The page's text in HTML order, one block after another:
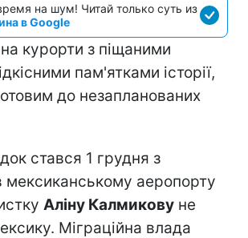
на шум! Читай только суть из
в Google
курорти з піщаними
пам'ятками історії,
до незапланованих
стався 1 грудня з
мексиканському аеропорту
Аліну Калмикову не
Міграційна влада